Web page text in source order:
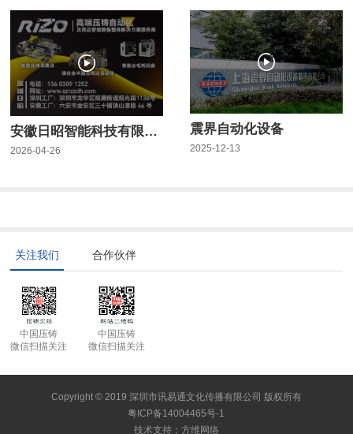
安徽日昭智能科技有限公司
2026-04-26
震界自动化设备
2025-12-13
关注我们 合作伙伴
中国压铸
微信扫描关注
中国压铸
微信扫描关注
Copyright © 2019 深圳市讯易通文化传播有限公司 版权所有
粤ICP备14004465号-1
技术支持： 方维网络